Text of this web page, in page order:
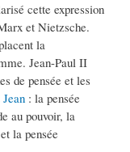
cette expression
et Nietzsche.
la
Jean-Paul II
de pensée et les
: la pensée
au pouvoir, la
la pensée